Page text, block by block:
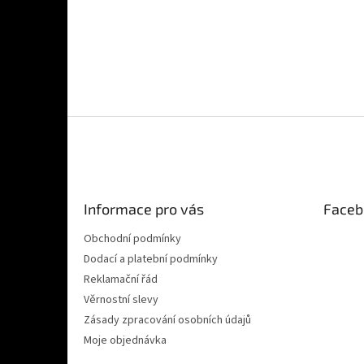
Informace pro vás
Obchodní podmínky
Dodací a platební podmínky
Reklamační řád
Věrnostní slevy
Zásady zpracování osobních údajů
Moje objednávka